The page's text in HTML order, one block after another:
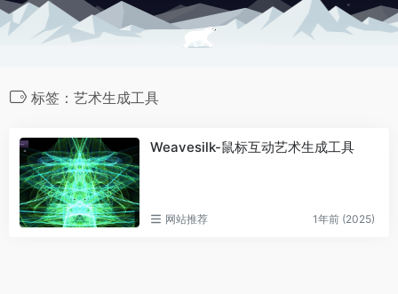
标签：艺术生成工具
Weavesilk-鼠标互动艺术生成工具
网站推荐 1年前 (2025)